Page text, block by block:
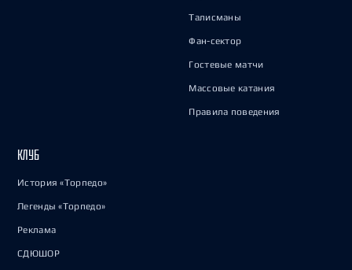
Талисманы
Фан-сектор
Гостевые матчи
Массовые катания
Правила поведения
КЛУБ
История «Торпедо»
Легенды «Торпедо»
Реклама
СДЮШОР